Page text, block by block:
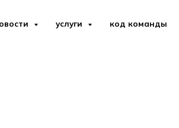
услуги код команды